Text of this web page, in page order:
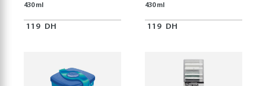
430 ml
119 DH
430 ml
119 DH